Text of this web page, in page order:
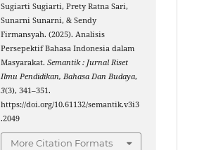
Sugiarti Sugiarti, Prety Ratna Sari,
Sunarni Sunarni, & Sendy
Firmansyah. (2025). Analisis
Persepektif Bahasa Indonesia dalam
Masyarakat.Semantik : Jurnal Riset
Ilmu Pendidikan, Bahasa Dan Budaya,
3(3), 341–351.
https://doi.org/10.61132/semantik.v3i3
.2049
More Citation Formats